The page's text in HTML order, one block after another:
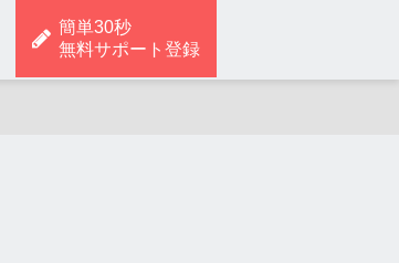
簡単30秒
無料サポート登録